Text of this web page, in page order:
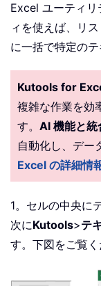
Excel ユーティリ
ィを使えば、リ
に一括で特定のテ
Kutools for
複雑な作業を効
す。 AI 機能と統
自動化し、デー
Excel の詳細情
1。セルの中央に
次にKutools>テ
す。下図をご覧く